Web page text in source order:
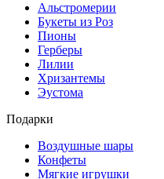
Альстромерии
Букеты из Роз
Пионы
Герберы
Лилии
Хризантемы
Эустома
Подарки
Воздушные шары
Конфеты
Мягкие игрушки